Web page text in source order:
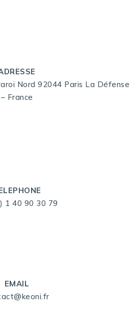
Nord 92044 Paris La Défense
– France
1 40 90 30 79
EMAIL